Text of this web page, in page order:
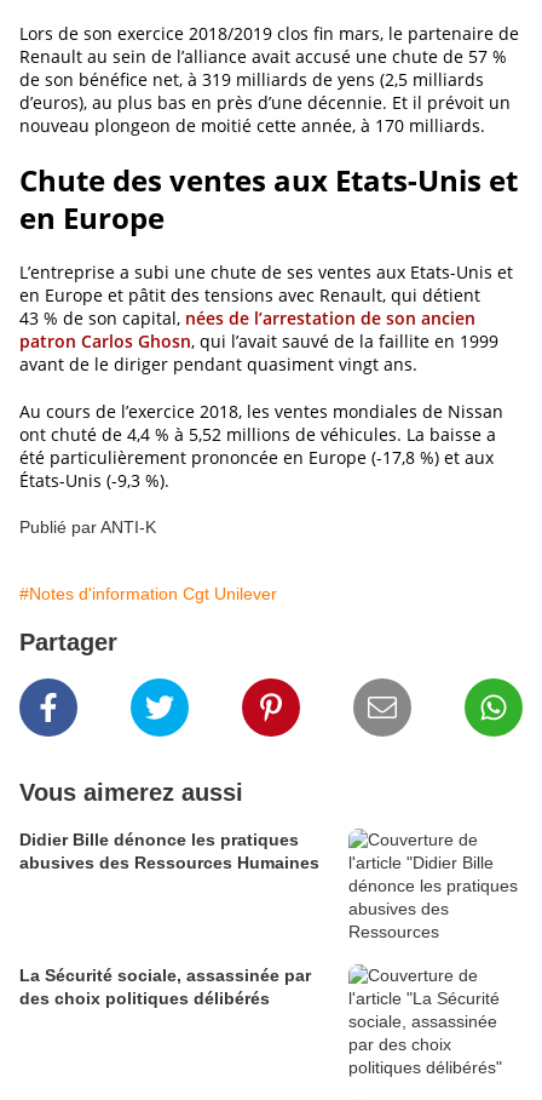
Lors de son exercice 2018/2019 clos fin mars, le partenaire de
Renault au sein de l’alliance avait accusé une chute de 57 %
de son bénéfice net, à 319 milliards de yens (2,5 milliards
d’euros), au plus bas en près d’une décennie. Et il prévoit un
nouveau plongeon de moitié cette année, à 170 milliards.
Chute des ventes aux Etats-Unis et
en Europe
L’entreprise a subi une chute de ses ventes aux Etats-Unis et
en Europe et pâtit des tensions avec Renault, qui détient
43 % de son capital, nées de l’arrestation de son ancien
patron Carlos Ghosn, qui l’avait sauvé de la faillite en 1999
avant de le diriger pendant quasiment vingt ans.
Au cours de l’exercice 2018, les ventes mondiales de Nissan
ont chuté de 4,4 % à 5,52 millions de véhicules. La baisse a
été particulièrement prononcée en Europe (-17,8 %) et aux
États-Unis (-9,3 %).
Publié par ANTI-K
#Notes d'information Cgt Unilever
Partager
Vous aimerez aussi
Didier Bille dénonce les pratiques
abusives des Ressources Humaines
La Sécurité sociale, assassinée par
des choix politiques délibérés